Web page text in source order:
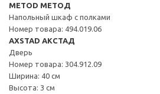
METOD МЕТОД
Напольный шкаф с полками
Номер товара: 494.019.06
AXSTAD АКСТАД
Дверь
Номер товара: 304.912.09
Ширина: 40 см
Высота: 3 см